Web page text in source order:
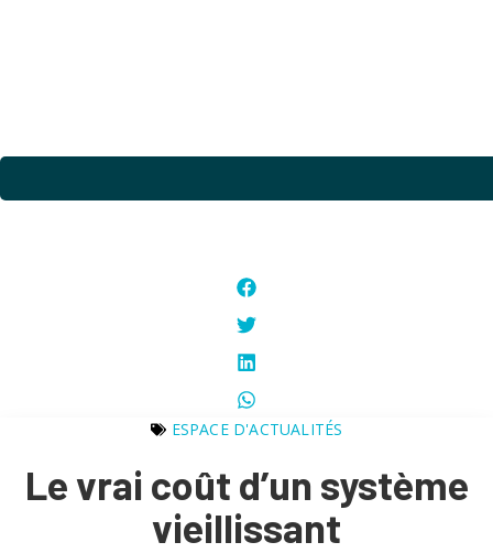
ESPACE D'ACTUALITÉS
Le vrai coût d’un système
vieillissant